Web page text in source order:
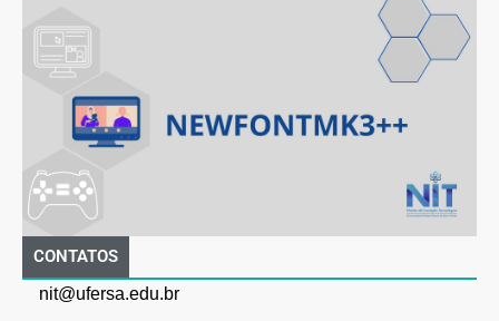
CONTATOS
nit@ufersa.edu.br